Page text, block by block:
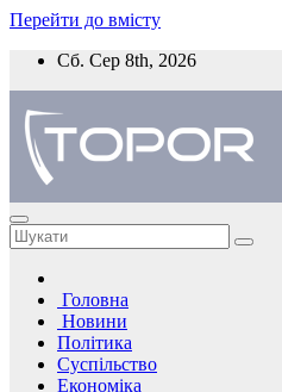
Перейти до вмісту
Сб. Сер 8th, 2026
Головна
Новини
Політика
Суспільство
Економіка